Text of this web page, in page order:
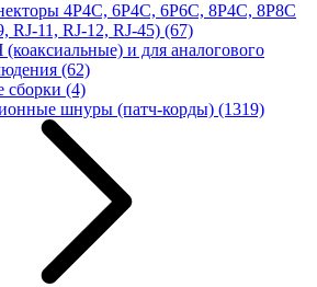
4P4C, 6P4C, 6P6C, 8P4C, 8P8C
RJ-11, RJ-12, RJ-45) (67)
и для аналогового
(62)
сборки (4)
шнуры (патч-корды) (1319)